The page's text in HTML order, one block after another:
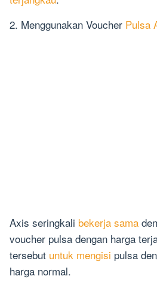
2. Menggunakan Voucher Pulsa
Axis seringkali bekerja sama
voucher pulsa dengan harga
tersebut untuk mengisi pulsa
harga normal.